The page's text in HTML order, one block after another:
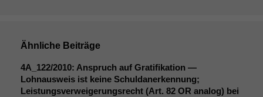
Ähnliche Beiträge
4A_122/2010: Anspruch auf Gratifikation —
Lohnausweis ist keine Schuldanerkennung;
Leistungsverweigerungsrecht (Art. 82 OR analog) bei
angezeigt
werden kann.